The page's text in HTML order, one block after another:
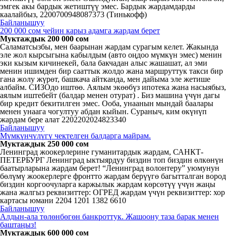
эмгек акы бардык жетиштүү эмес. Бардык жардамдарды
каалайбыз, 2200700948087373 (Тинькофф)
Байланышуу
200 000 сом чейин карыз адамга жардам берет
Муктаждык 200 000 сом
Саламатсызбы, мен баарынан жардам сурагым келет. Жакында
эле жол кырсыгына кабылдым (авто оңдоо мүмкүн эмес) менин
эки кызым кичинекей, бала бакчадан алыс жашашат, ал эми
менин ишимден бир сааттык жолдо жана маршруттук такси бир
гана жолу жүрөт, башкача айтканда, мен дайыма эле жетише
албайм. СИЗОдо иштөө. Аялым экөөбүз ипотека жана насыябыз,
аялым иштебейт (балдар менен отурат) . Биз машина үчүн дагы
бир кредит бекитилген эмес. Ооба, унаанын мындай баалары
менен унаага чогултуу абдан кыйын. Сураныч, ким өкүнүп
жардам бере алат 2202202024823340
Байланышуу
Мүмкүнчүлүгү чектелген балдарга майрам.
Муктаждык 250 000 сом
Ленинград жоокерлерине гуманитардык жардам, САНКТ-
ПЕТЕРБУРГ Ленинград ыктыярдуу биздин топ биздин өлкөнүн
баатырларына жардам берет! “Ленинград волонтеру” уюмунун
бөлүмү жоокерлерге фронтто жардам берүүгө багытталган вород
биздин коргоочуларга каржылык жардам көрсөтүү үчүн жаңы
жана жалгыз реквизиттер: ОГРЕД жардам үчүн реквизиттер: хор
картасы юмани 2204 1201 1382 6610
Байланышуу
Алдын-ала төлөнбөгөн банкроттук. Жашоону таза барак менен
баштаңыз!
Муктаждык 600 000 сом